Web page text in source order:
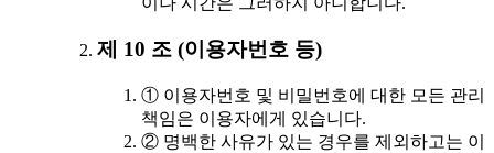
제 10 조 (이용자번호 등)
① 이용자번호 및 비밀번호에 대한 모든 관리
책임은 이용자에게 있습니다.
② 명백한 사유가 있는 경우를 제외하고는 이